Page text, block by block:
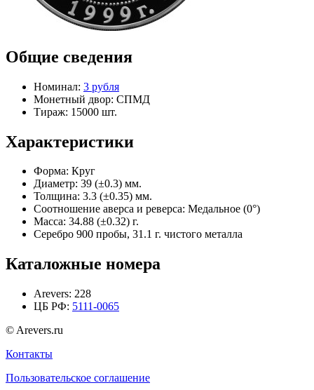
Общие сведения
Номинал: 3 рубля
Монетный двор: СПМД
Тираж: 15000 шт.
Характеристики
Форма: Круг
Диаметр: 39 (±0.3) мм.
Толщина: 3.3 (±0.35) мм.
Соотношение аверса и реверса: Медальное (0°)
Масса: 34.88 (±0.32) г.
Серебро 900 пробы, 31.1 г. чистого металла
Каталожные номера
Arevers: 228
ЦБ РФ: 5111-0065
© Arevers.ru
Контакты
Пользовательское соглашение